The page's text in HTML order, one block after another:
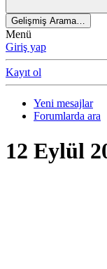
Gelişmiş Arama…
Menü
Giriş yap
Kayıt ol
Yeni mesajlar
Forumlarda ara
12 Eylül